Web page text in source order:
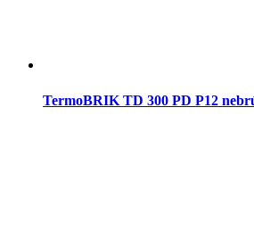
TermoBRIK TD 300 PD P12